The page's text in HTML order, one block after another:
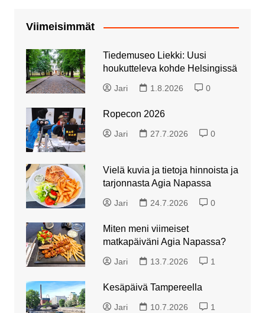
Viimeisimmät
Tiedemuseo Liekki: Uusi
houkutteleva kohde Helsingissä
Jari 1.8.2026 0
Ropecon 2026
Jari 27.7.2026 0
Vielä kuvia ja tietoja hinnoista ja
tarjonnasta Agia Napassa
Jari 24.7.2026 0
Miten meni viimeiset
matkapäiväni Agia Napassa?
Jari 13.7.2026 1
Kesäpäivä Tampereella
Jari 10.7.2026 1